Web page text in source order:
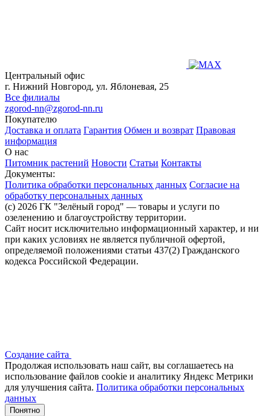
Центральный офис
г. Нижний Новгород, ул. Яблоневая, 25
Все филиалы
zgorod-nn@zgorod-nn.ru
Покупателю
Доставка и оплата Гарантия Обмен и возврат Правовая
информация
О нас
Питомник растений Новости Статьи Контакты
Документы:
Политика обработки персональных данных Согласие на
обработку персональных данных
(c) 2026 ГК "Зелёный город" — товары и услуги по
озеленению и благоустройству территории.
Сайт носит исключительно информационный характер, и ни
при каких условиях не является публичной офертой,
определяемой положениями статьи 437(2) Гражданского
кодекса Российской Федерации.
Создание сайта
Продолжая использовать наш сайт, вы соглашаетесь на
использование файлов сооkіе и аналитику Яндекс Метрики
для улучшения сайта. Политика обработки персональных
данных
Понятно